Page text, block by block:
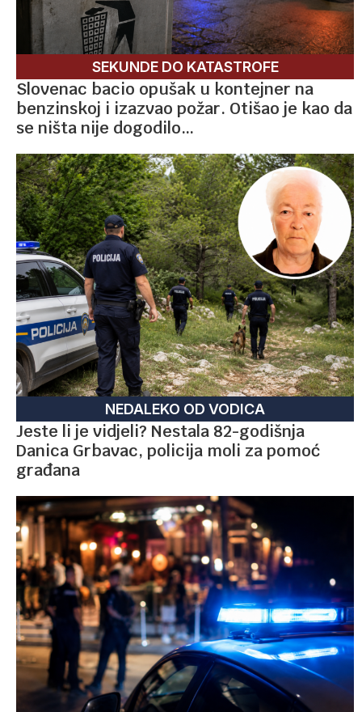
SEKUNDE DO KATASTROFE
Slovenac bacio opušak u kontejner na
benzinskoj i izazvao požar. Otišao je kao da
se ništa nije dogodilo…
NEDALEKO OD VODICA
Jeste li je vidjeli? Nestala 82-godišnja
Danica Grbavac, policija moli za pomoć
građana